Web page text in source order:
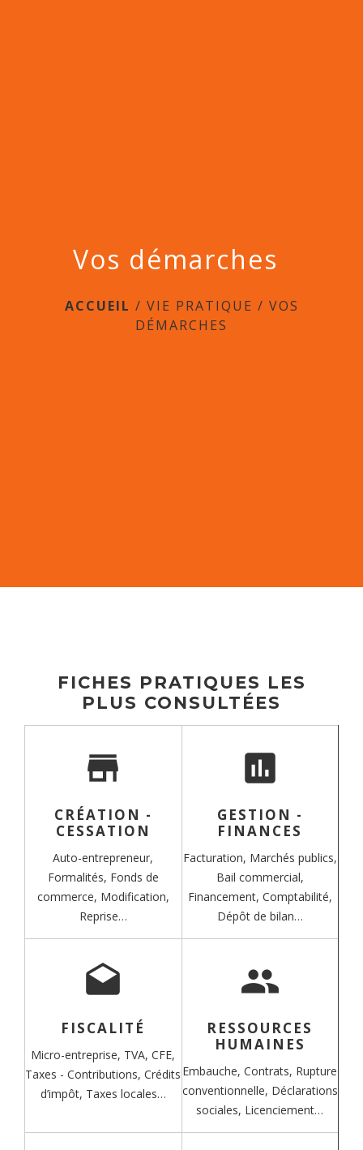
Vos démarches
ACCUEIL / VIE PRATIQUE / VOS
DÉMARCHES
FICHES PRATIQUES LES
PLUS CONSULTÉES
store
CRÉATION -
CESSATION
Auto-entrepreneur,
Formalités, Fonds de
commerce, Modification,
Reprise…
assessment
GESTION -
FINANCES
Facturation, Marchés publics,
Bail commercial,
Financement, Comptabilité,
Dépôt de bilan…
drafts
FISCALITÉ
Micro-entreprise, TVA,CFE,
Taxes - Contributions,Crédits
d’impôt, Taxes locales…
people
RESSOURCES
HUMAINES
Embauche,Contrats, Rupture
conventionnelle, Déclarations
sociales, Licenciement…